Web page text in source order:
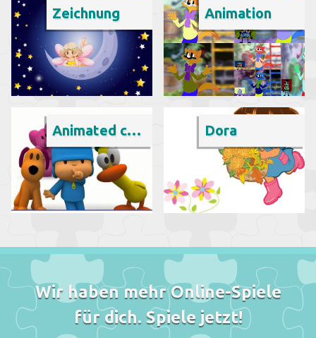
Zeichnung Animation
Animated cartoon Dora
Wir haben mehr Online-Spiele
für dich. Spiele jetzt!